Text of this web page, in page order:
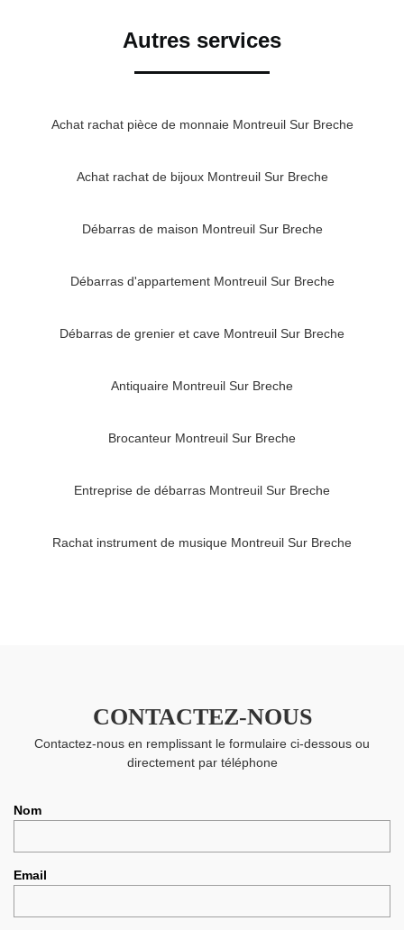
Autres services
Achat rachat pièce de monnaie Montreuil Sur Breche
Achat rachat de bijoux Montreuil Sur Breche
Débarras de maison Montreuil Sur Breche
Débarras d'appartement Montreuil Sur Breche
Débarras de grenier et cave Montreuil Sur Breche
Antiquaire Montreuil Sur Breche
Brocanteur Montreuil Sur Breche
Entreprise de débarras Montreuil Sur Breche
Rachat instrument de musique Montreuil Sur Breche
CONTACTEZ-NOUS
Contactez-nous en remplissant le formulaire ci-dessous ou
directement par téléphone
Nom
Email